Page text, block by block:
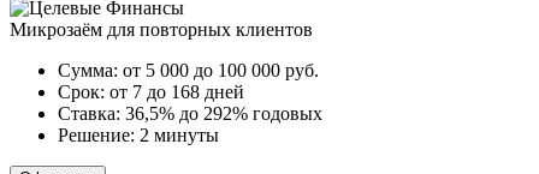
Микрозаём для повторных клиентов
Сумма: от 5 000 до 100 000 руб.
Срок: от 7 до 168 дней
Ставка: 36,5% до 292% годовых
Решение: 2 минуты